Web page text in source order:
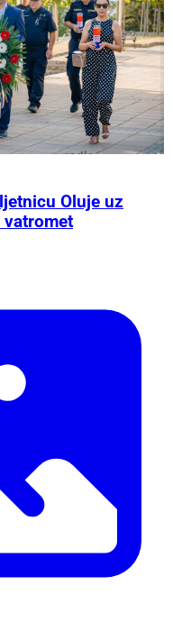
Oluje uz
vatromet